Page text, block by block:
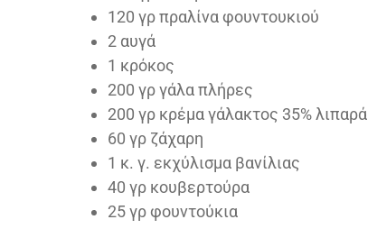
120 γρ πραλίνα φουντουκιού
2 αυγά
1 κρόκος
200 γρ γάλα πλήρες
200 γρ κρέμα γάλακτος 35% λιπαρά
60 γρ ζάχαρη
1 κ. γ. εκχύλισμα βανίλιας
40 γρ κουβερτούρα
25γρ φουντούκια